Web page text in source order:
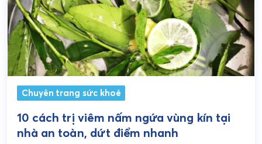
Chuyên trang sức khoẻ
10 cách trị viêm nấm ngứa vùng kín tại
nhà an toàn, dứt điểm nhanh